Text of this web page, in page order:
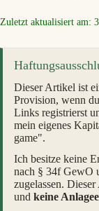
Zuletzt aktualisiert am:
Dieser Artikel ist
Provision, wenn
Links registrierst
mein eigenes
game".
Ich besitze keine
nach § 34f GewO
zugelassen.
und keine